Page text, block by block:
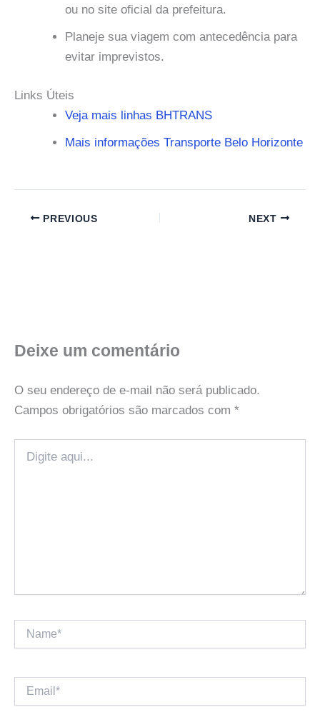
ou no site oficial da prefeitura.
Planeje sua viagem com antecedência para
evitar imprevistos.
Links Úteis
Veja mais linhas BHTRANS
Mais informações Transporte Belo Horizonte
PREVIOUS NEXT
Deixe um comentário
O seu endereço de e-mail não será publicado.
Campos obrigatórios são marcados com *
aqui...
Name*